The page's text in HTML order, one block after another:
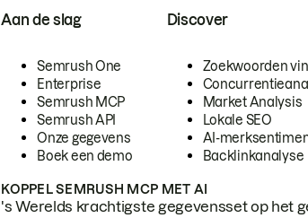
Aan de slag
Semrush One
Enterprise
Semrush MCP
Semrush API
Onze gegevens
Boek een demo
Discover
Zoekwoorden
Market Analysis
Lokale SEO
AI-
Backlinkanalyse
KOPPEL SEMRUSH MCP MET AI
's Werelds krachtigste gegevensset op het